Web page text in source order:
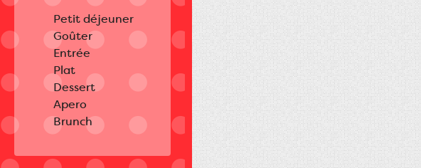
Petit déjeuner
Goûter
Entrée
Plat
Dessert
Apero
Brunch